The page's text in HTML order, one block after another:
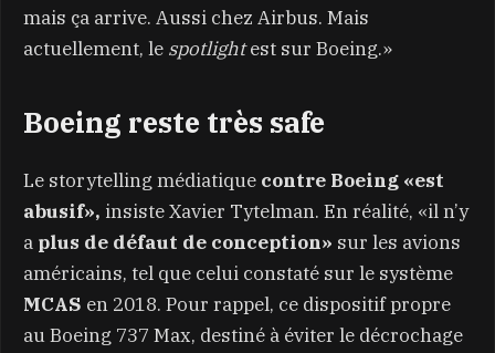
mais ça arrive. Aussi chez Airbus. Mais
actuellement, le spotlightest sur Boeing.»
Boeing reste très safe
Le storytelling médiatique contre Boeing «est
abusif», insiste Xavier Tytelman. En réalité, «il n’y
a plus de défaut de conception» sur les avions
américains, tel que celui constaté sur le système
MCAS en 2018. Pour rappel, ce dispositif propre
au Boeing 737 Max, destiné à éviter le décrochage